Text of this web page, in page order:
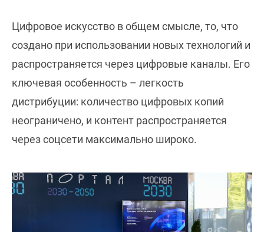
Цифровое искусство в общем смысле, то, что
создано при использовании новых технологий и
распространяется через цифровые каналы. Его
ключевая особенность – легкость
дистрибуции: количество цифровых копий
неограничено, и контент распространяется
через соцсети максимально широко.